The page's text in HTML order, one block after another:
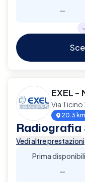
-
EXEL -
Via
20.3 km
Radiografia
Vedi altre prestazioni
Prima
-